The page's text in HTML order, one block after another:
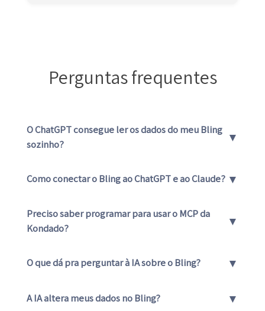
Perguntas frequentes
O ChatGPT consegue ler os dados do meu Bling
sozinho?
▼
Como conectar o Bling ao ChatGPT e ao Claude? ▼
Preciso saber programar para usar o MCP da
Kondado?
▼
O que dá pra perguntar à IA sobre o Bling? ▼
A IA altera meus dados no Bling? ▼